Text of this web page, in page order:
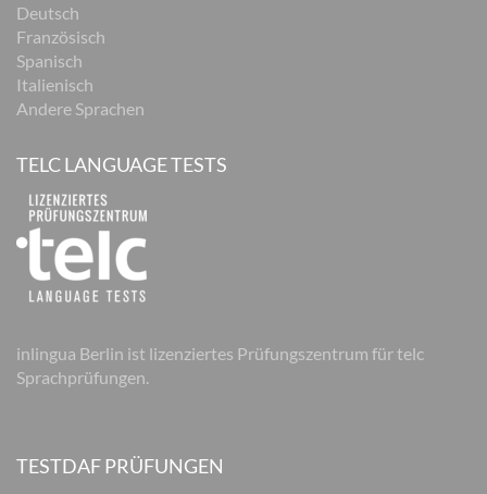
Deutsch
Französisch
Spanisch
Italienisch
Andere Sprachen
TELC LANGUAGE TESTS
inlingua Berlin ist lizenziertes Prüfungszentrum für telc
Sprachprüfungen.
TESTDAF PRÜFUNGEN